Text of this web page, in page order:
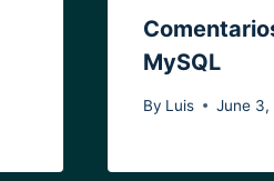
MySQL
By Luis June